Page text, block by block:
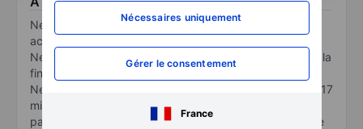
Nécessaires uniquement
Gérer le consentement
France
Newmont, plus grand producteur d'or au monde, a
acheté Goldcorp en 2019, et a regroupé ses mines du
Nevada dans une JV avec son concurrent Barrick vers la
fin de l'année, et il a aussi acheté son concurrent
Newcrest en novembre 2023. Son portefeuille compte 17
mines détenues en totalité ou en majorité et des
participations dans 2 JV en Amérique, Afrique, Australie